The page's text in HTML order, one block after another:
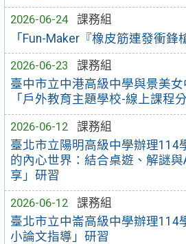
2026-06-24
課務組
「Fun-Maker『橡皮筋連發衝鋒
2026-06-23
課務組
臺中市立中港高級中學與景美
「戶外教育主題學校-線上課程
2026-06-12
課務組
臺北市立陽明高級中學辦理114
的內心世界：結合桌遊、解謎與
享」研習
2026-06-12
課務組
臺北市立中崙高級中學辦理114
小論文指導」研習